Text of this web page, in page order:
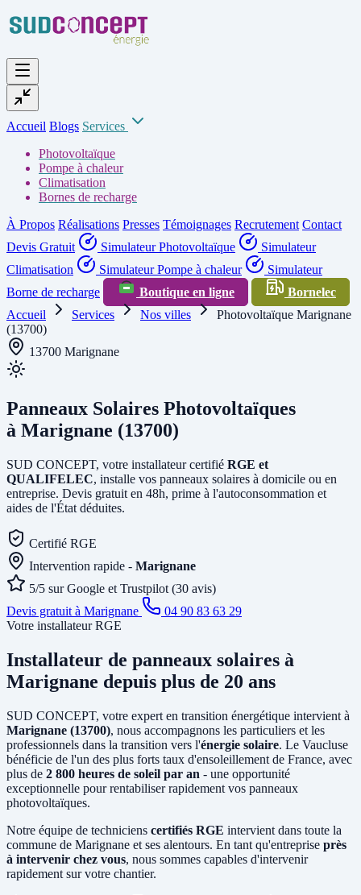
Accueil Blogs Services
Photovoltaïque
Pompe à chaleur
Climatisation
Bornes de recharge
À Propos Réalisations Presses Témoignages Recrutement Contact
Devis Gratuit
Simulateur Photovoltaïque
Simulateur
Climatisation
Simulateur Pompe à chaleur
Simulateur
Borne de recharge
Boutique en ligne
Bornelec
Accueil
Services Nos villes
Photovoltaïque Marignane
(13700)
13700 Marignane
Panneaux Solaires Photovoltaïques
à Marignane (13700)
SUD CONCEPT, votre installateur certifié RGE et
QUALIFELEC, installe vos panneaux solaires à domicile ou en
entreprise. Devis gratuit en 48h, prime à l'autoconsommation et
aides de l'État déduites.
Certifié RGE
Intervention rapide - Marignane
5/5 sur Google et Trustpilot (30 avis)
Devis gratuit à Marignane
04 90 83 63 29
Votre installateur RGE
Installateur de panneaux solaires à
Marignane depuis plus de 20 ans
SUD CONCEPT, votre expert en transition énergétique intervient à
Marignane (13700), nous accompagnons les particuliers et les
professionnels dans la transition vers l'énergie solaire. Le Vaucluse
bénéficie de l'un des plus forts taux d'ensoleillement de France, avec
plus de 2 800 heures de soleil par an - une opportunité
exceptionnelle pour rentabiliser rapidement vos panneaux
photovoltaïques.
Notre équipe de techniciens certifiés RGE intervient dans toute la
commune de Marignane et ses alentours. En tant qu'entreprise près
à intervenir chez vous, nous sommes capables d'intervenir
rapidement sur votre chantier.